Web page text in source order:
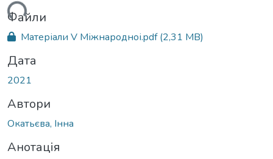
Файли
Матеріали V Міжнародноі.pdf(2,31 MB)
Дата
2021
Автори
Окатьєва, Інна
Анотація